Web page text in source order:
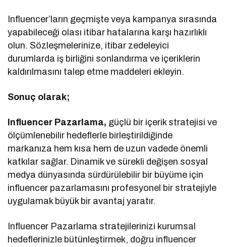
Influencer’ların geçmişte veya kampanya sırasında
yapabileceği olası itibar hatalarına karşı hazırlıklı
olun. Sözleşmelerinize, itibar zedeleyici
durumlarda iş birliğini sonlandırma ve içeriklerin
kaldırılmasını talep etme maddeleri ekleyin.
Sonuç olarak;
Influencer Pazarlama, güçlü bir içerik stratejisi ve
ölçümlenebilir hedeflerle birleştirildiğinde
markanıza hem kısa hem de uzun vadede önemli
katkılar sağlar. Dinamik ve sürekli değişen sosyal
medya dünyasında sürdürülebilir bir büyüme için
influencer pazarlamasını profesyonel bir stratejiyle
uygulamak büyük bir avantaj yaratır.
Influencer Pazarlama stratejilerinizi kurumsal
hedeflerinizle bütünleştirmek, doğru influencer